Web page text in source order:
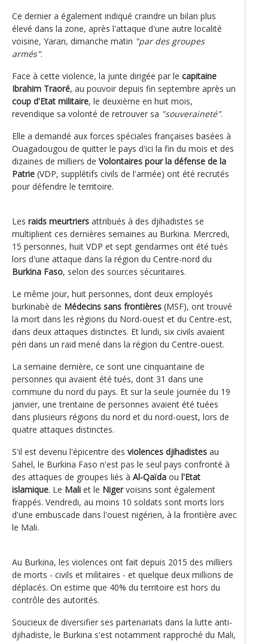
Ce dernier a également indiqué craindre un bilan plus
élevé dans la zone, après l'attaque d'une autre localité
voisine, Yaran, dimanche matin "par des groupes
armés".
Face à cette violence, la junte dirigée par le capitaine
Ibrahim Traoré, au pouvoir depuis fin septembre après un
coup d'Etat militaire, le deuxième en huit mois,
revendique sa volonté de retrouver sa "souveraineté".
Elle a demandé aux forces spéciales françaises basées à
Ouagadougou de quitter le pays d'ici la fin du mois et des
dizaines de milliers de Volontaires pour la défense de la
Patrie (VDP, supplétifs civils de l'armée) ont été recrutés
pour défendre le territoire.
Les raids meurtriers attribués à des djihadistes se
multiplient ces dernières semaines au Burkina. Mercredi,
15 personnes, huit VDP et sept gendarmes ont été tués
lors d'une attaque dans la région du Centre-nord du
Burkina Faso, selon des sources sécuritaires.
Le même jour, huit personnes, dont deux employés
burkinabè de Médecins sans frontières (MSF), ont trouvé
la mort dans les régions du Nord-ouest et du Centre-est,
dans deux attaques distinctes. Et lundi, six civils avaient
péri dans un raid mené dans la région du Centre-ouest.
La semaine dernière, ce sont une cinquantaine de
personnes qui avaient été tués, dont 31 dans une
commune du nord du pays. Et sur la seule journée du 19
janvier, une trentaine de personnes avaient été tuées
dans plusieurs régions du nord et du nord-ouest, lors de
quatre attaques distinctes.
S'il est devenu l'épicentre des violences djihadistes au
Sahel, le Burkina Faso n'est pas le seul pays confronté à
des attaques de groupes liés à Al-Qaïda ou l'Etat
islamique. Le Mali et le Nigervoisins sont également
frappés. Vendredi, au moins 10 soldats sont morts lors
d'une embuscade dans l'ouest nigérien, à la frontière avec
le Mali.
Au Burkina, les violences ont fait depuis 2015 des milliers
de morts - civils et militaires - et quelque deux millions de
déplacés. On estime que 40% du territoire est hors du
contrôle des autorités.
Soucieux de diversifier ses partenariats dans la lutte anti-
djihadiste, le Burkina s'est notamment rapproché du Mali,